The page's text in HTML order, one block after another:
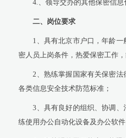
4.、领导交办的其他保密信息
二、岗位要求
1、具有北京市户口，年龄一
密人员上岗条件，热爱保密工作
2、熟练掌握国家有关保密法
各类信息安全技术防范标准；
3、具有良好的组织、协调、
练使用办公自动化设备及办公软件